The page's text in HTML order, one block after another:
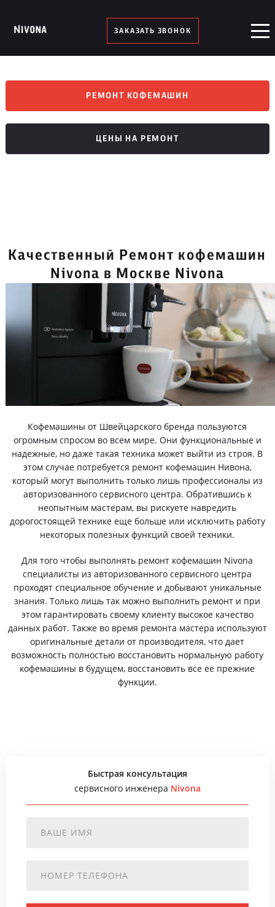
ЗАКАЗАТЬ ЗВОНОК
РЕМОНТ КОФЕМАШИН
ЦЕНЫ НА РЕМОНТ
Качественный Ремонт кофемашин
Nivona в Москве Nivona
Кофемашины от Швейцарского бренда пользуются
огромным спросом во всем мире. Они функциональные и
надежные, но даже такая техника может выйти из строя. В
этом случае потребуется ремонт кофемашин Нивона,
который могут выполнить только лишь профессионалы из
авторизованного сервисного центра. Обратившись к
неопытным мастерам, вы рискуете навредить
дорогостоящей технике еще больше или исключить работу
некоторых полезных функций своей техники.
Для того чтобы выполнять ремонт кофемашин Nivona
специалисты из авторизованного сервисного центра
проходят специальное обучение и добывают уникальные
знания. Только лишь так можно выполнить ремонт и при
этом гарантировать своему клиенту высокое качество
данных работ. Также во время ремонта мастера используют
оригинальные детали от производителя, что дает
возможность полностью восстановить нормальную работу
кофемашины в будущем, восстановить все ее прежние
функции.
Быстрая консультация
сервисного инженера Nivona